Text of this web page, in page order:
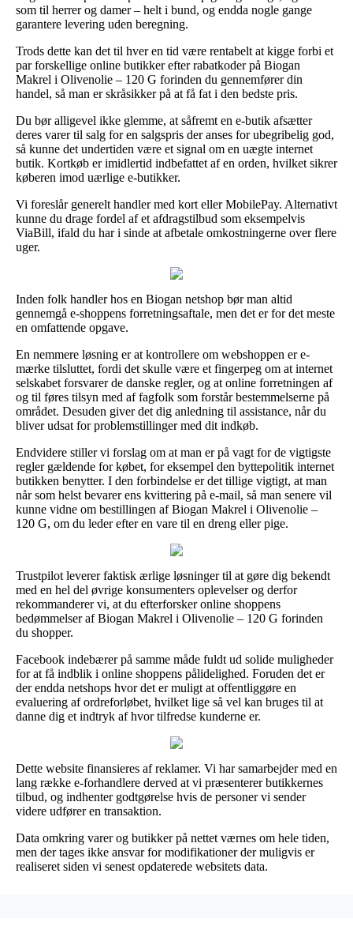
som til herrer og damer – helt i bund, og endda nogle gange
garantere levering uden beregning.
Trods dette kan det til hver en tid være rentabelt at kigge forbi et
par forskellige online butikker efter rabatkoder på Biogan
Makrel i Olivenolie – 120 G forinden du gennemfører din
handel, så man er skråsikker på at få fat i den bedste pris.
Du bør alligevel ikke glemme, at såfremt en e-butik afsætter
deres varer til salg for en salgspris der anses for ubegribelig god,
så kunne det undertiden være et signal om en uægte internet
butik. Kortkøb er imidlertid indbefattet af en orden, hvilket sikrer
køberen imod uærlige e-butikker.
Vi foreslår generelt handler med kort eller MobilePay. Alternativt
kunne du drage fordel af et afdragstilbud som eksempelvis
ViaBill, ifald du har i sinde at afbetale omkostningerne over flere
uger.
Inden folk handler hos en Biogan netshop bør man altid
gennemgå e-shoppens forretningsaftale, men det er for det meste
en omfattende opgave.
En nemmere løsning er at kontrollere om webshoppen er e-
mærke tilsluttet, fordi det skulle være et fingerpeg om at internet
selskabet forsvarer de danske regler, og at online forretningen af
og til føres tilsyn med af fagfolk som forstår bestemmelserne på
området. Desuden giver det dig anledning til assistance, når du
bliver udsat for problemstillinger med dit indkøb.
Endvidere stiller vi forslag om at man er på vagt for de vigtigste
regler gældende for købet, for eksempel den byttepolitik internet
butikken benytter. I den forbindelse er det tillige vigtigt, at man
når som helst bevarer ens kvittering på e-mail, så man senere vil
kunne vidne om bestillingen af Biogan Makrel i Olivenolie –
120 G, om du leder efter en vare til en dreng eller pige.
Trustpilot leverer faktisk ærlige løsninger til at gøre dig bekendt
med en hel del øvrige konsumenters oplevelser og derfor
rekommanderer vi, at du efterforsker online shoppens
bedømmelser af Biogan Makrel i Olivenolie – 120 G forinden
du shopper.
Facebook indebærer på samme måde fuldt ud solide muligheder
for at få indblik i online shoppens pålidelighed. Foruden det er
der endda netshops hvor det er muligt at offentliggøre en
evaluering af ordreforløbet, hvilket lige så vel kan bruges til at
danne dig et indtryk af hvor tilfredse kunderne er.
Dette website finansieres af reklamer. Vi har samarbejder med en
lang række e-forhandlere derved at vi præsenterer butikkernes
tilbud, og indhenter godtgørelse hvis de personer vi sender
videre udfører en transaktion.
Data omkring varer og butikker på nettet værnes om hele tiden,
men der tages ikke ansvar for modifikationer der muligvis er
realiseret siden vi senest opdaterede websitets data.